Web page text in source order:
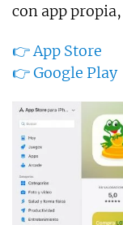
con app
👉 App Store
👉 Google Play